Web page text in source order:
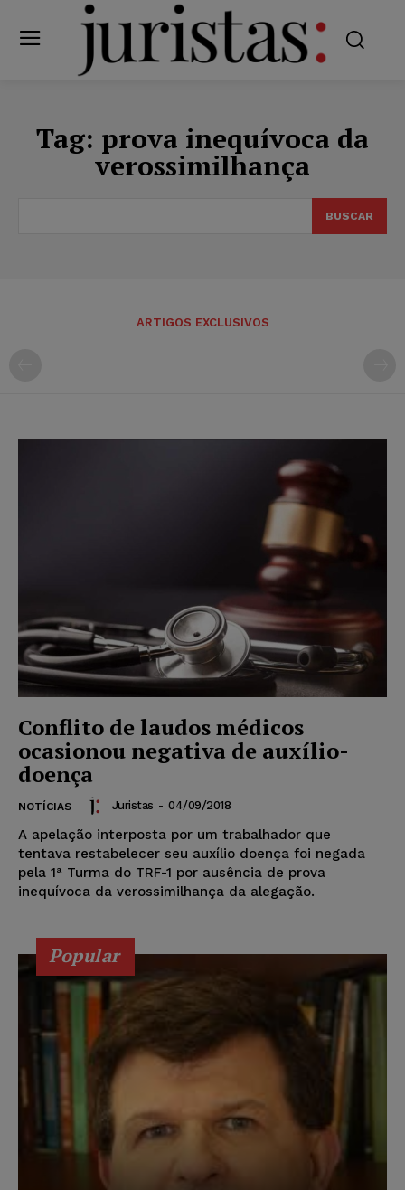
Tag: prova inequívoca da
verossimilhança
BUSCAR
ARTIGOS EXCLUSIVOS
Conflito de laudos médicos
ocasionou negativa de auxílio-
doença
NOTÍCIAS Juristas - 04/09/2018
A apelação interposta por um trabalhador que
tentava restabelecer seu auxílio doença foi negada
pela 1ª Turma do TRF-1 por ausência de prova
inequívoca da verossimilhança da alegação.
Popular